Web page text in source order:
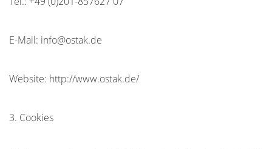
E-Mail: info@ostak.de
Website: http://www.ostak.de/
3. Cookies